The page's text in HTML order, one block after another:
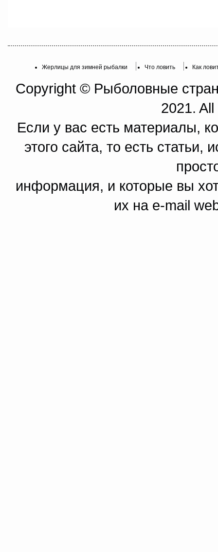
Жерлицы для зимней рыбалки Что ловить Как
Copyright © Рыболовные
2021.
Если у вас есть материалы,
этого сайта, то есть
информация, и которые вы
их на e-mail